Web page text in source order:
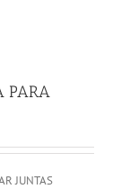
PARA
JUNTAS